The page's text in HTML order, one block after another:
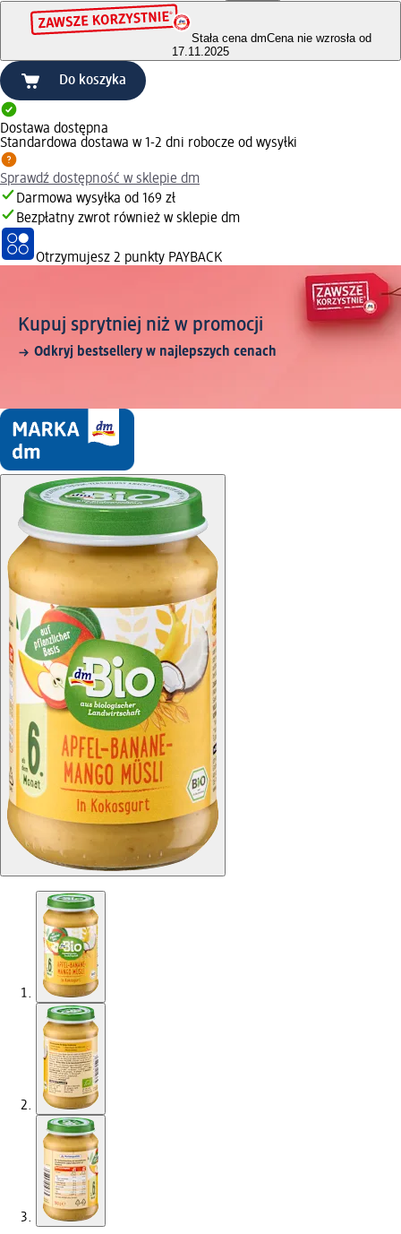
Stała cena dmCena nie wzrosła od
17.11.2025
Do koszyka
Dostawa dostępna
Standardowa dostawa w 1-2 dni robocze od wysyłki
Sprawdź dostępność w sklepie dm
Darmowa wysyłka od 169 zł
Bezpłatny zwrot również w sklepie dm
Otrzymujesz 2 punkty PAYBACK
Kupuj sprytniej niż w promocji
Odkryj bestsellery w najlepszych cenach